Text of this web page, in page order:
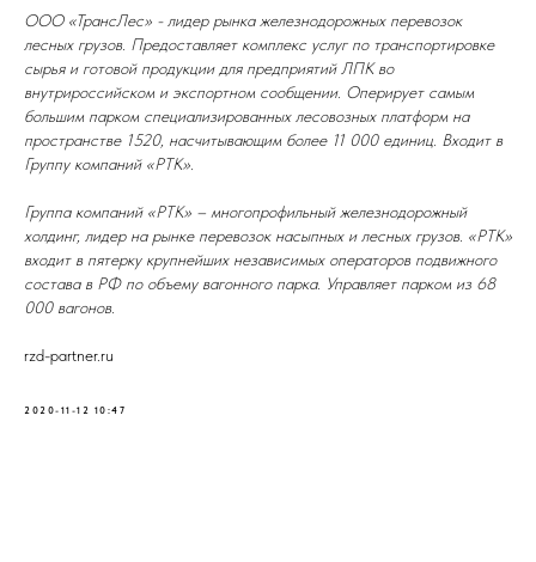
ООО «ТрансЛес» - лидер рынка железнодорожных перевозок
лесных грузов. Предоставляет комплекс услуг по транспортировке
сырья и готовой продукции для предприятий ЛПК во
внутрироссийском и экспортном сообщении. Оперирует самым
большим парком специализированных лесовозных платформ на
пространстве 1520, насчитывающим более 11 000 единиц. Входит в
Группу компаний «РТК».
Группа компаний «РТК» – многопрофильный железнодорожный
холдинг, лидер на рынке перевозок насыпных и лесных грузов. «РТК»
входит в пятерку крупнейших независимых операторов подвижного
состава в РФ по объему вагонного парка. Управляет парком из 68
000 вагонов.
rzd-partner.ru
2020-11-12 10:47